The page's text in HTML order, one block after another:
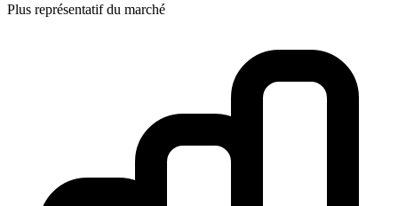
Plus représentatif du marché